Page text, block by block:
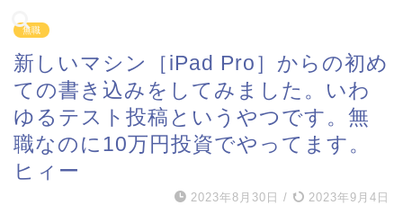
無職
新しいマシン［iPad Pro］からの初め
ての書き込みをしてみました。いわ
ゆるテスト投稿というやつです。無
職なのに10万円投資でやってます。
ヒィー
2023年8月30日 / 2023年9月4日